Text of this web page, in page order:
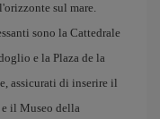
sul mare.
sono la Cattedrale
e la Plaza de la
assicurati di inserire il
il Museo della